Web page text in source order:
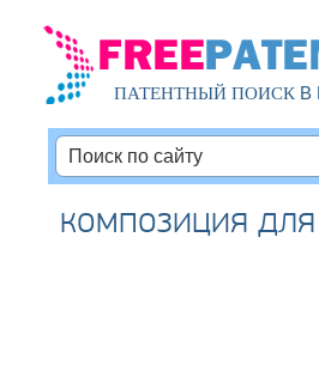
ПАТЕНТНЫЙ ПОИСКВ
композиция